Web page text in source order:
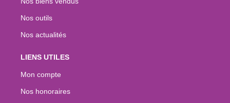
Nos outils
Nos actualités
LIENS UTILES
Mon compte
Nos honoraires